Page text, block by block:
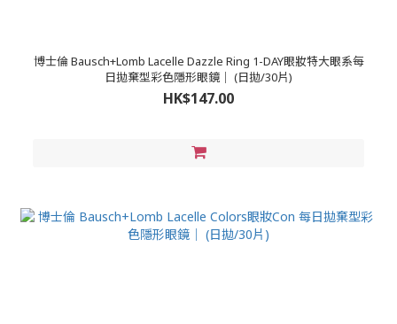
博士倫 Bausch+Lomb Lacelle Dazzle Ring 1-DAY眼妝特大眼系每
日拋棄型彩色隱形眼鏡｜ (日拋/30片)
HK$147.00